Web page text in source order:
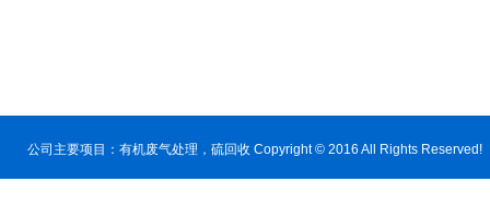
公司主要项目： 有机废气处理 ，硫回收 Copyright © 2016 All Rights